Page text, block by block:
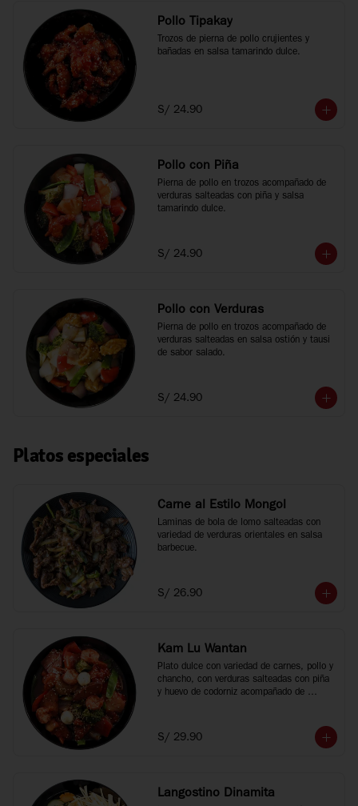
Pollo Tipakay
Trozos de pierna de pollo crujientes y
bañadas en salsa tamarindo dulce.
S/ 24.90
Pollo con Piña
Pierna de pollo en trozos acompañado de
verduras salteadas con piña y salsa
tamarindo dulce.
S/ 24.90
Pollo con Verduras
Pierna de pollo en trozos acompañado de
verduras salteadas en salsa ostión y tausi
de sabor salado.
S/ 24.90
Platos especiales
Carne al Estilo Mongol
Laminas de bola de lomo salteadas con
variedad de verduras orientales en salsa
barbecue.
S/ 26.90
Kam Lu Wantan
Plato dulce con variedad de carnes, pollo y
chancho, con verduras salteadas con piña
y huevo de codorniz acompañado de
S/ 29.90
Langostino Dinamita